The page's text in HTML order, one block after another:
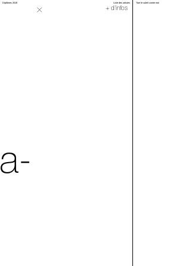
Diplômes 2019 Liste des artistes Tuer le soleil contre moi
+ d'infos